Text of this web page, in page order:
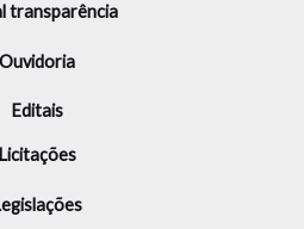
transparência
Ouvidoria
Editais
Licitações